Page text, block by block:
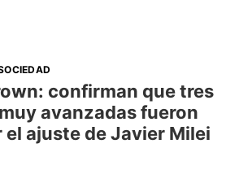
confirman que tres
avanzadas fueron
el ajuste de Javier Milei